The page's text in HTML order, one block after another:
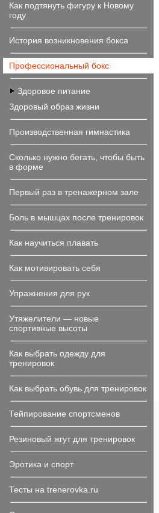
Как подтянуть фигуру к Новому
году
История возникновения бокса
Профессиональный бокс
Здоровое питание
Здоровый образ жизни
Производственная гимнастика
Сколько нужно бегать, чтобы быть
в форме
Первый раз в тренажерном зале
Боль в мышцах после тренировок
Как научиться плавать
Как мотивировать себя
Упражнения для рук
Утяжелители — новые
спортивные высоты
Как выбрать одежду для
тренировок
Как выбрать обувь для тренировок
Тейпирование спортсменов
Резиновый жгут для тренировок
Эротика и спорт
Тесты на trenerovka.ru